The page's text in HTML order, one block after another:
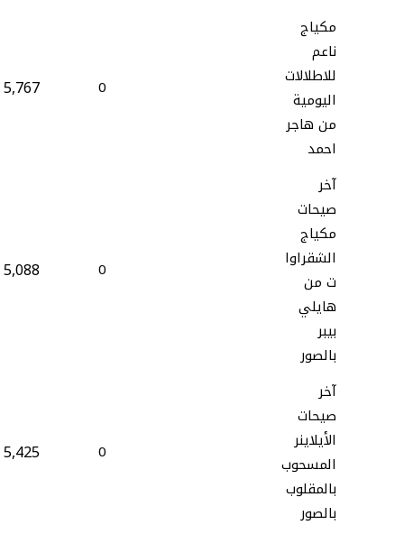
مكياج
ناعم
للاطلالات
اليومية
من هاجر
احمد
0
5,767
آخر
صيحات
مكياج
الشقراوا
ت من
هايلي
بيبر
بالصور
0
5,088
آخر
صيحات
الأيلاينر
المسحوب
بالمقلوب
بالصور
0
5,425